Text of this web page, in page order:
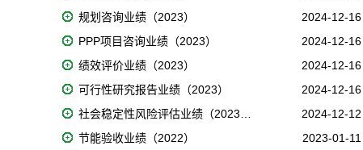
2024-12-16
规划咨询业绩（2023）
2024-12-16
PPP项目咨询业绩（2023）
2024-12-16
绩效评价业绩（2023）
2024-12-16
可行性研究报告业绩（2023）
2024-12-12
社会稳定性风险评估业绩（2023…
2023-01-11
节能验收业绩（2022）